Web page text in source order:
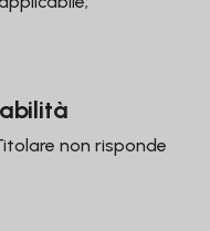
non risponde